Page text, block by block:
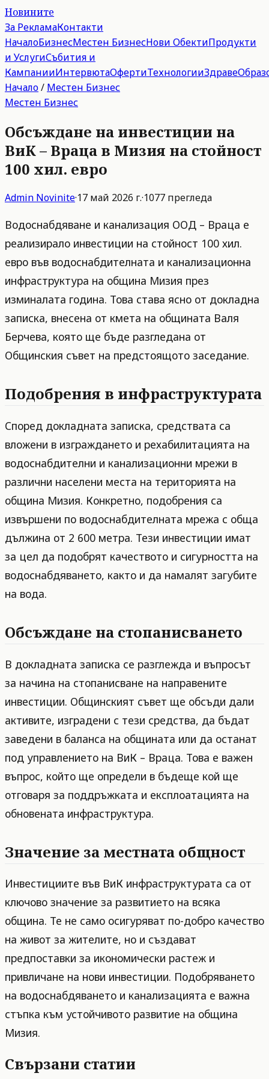
Новините
За РекламаКонтакти
НачалоБизнесМестен БизнесНови ОбектиПродукти
и УслугиСъбития и
КампанииИнтервютаОфертиТехнологииЗдраве
Начало/ Местен Бизнес
Местен Бизнес
Обсъждане на инвестиции на
ВиК – Враца в Мизия на стойност
100 хил. евро
Admin Novinite·17 май 2026 г.·1077 прегледа
Водоснабдяване и канализация ООД – Враца е
реализирало инвестиции на стойност 100 хил.
евро във водоснабдителната и канализационна
инфраструктура на община Мизия през
изминалата година. Това става ясно от докладна
записка, внесена от кмета на общината Валя
Берчева, която ще бъде разгледана от
Общинския съвет на предстоящото заседание.
Подобрения в инфраструктурата
Според докладната записка, средствата са
вложени в изграждането и рехабилитацията на
водоснабдителни и канализационни мрежи в
различни населени места на територията на
община Мизия. Конкретно, подобрения са
извършени по водоснабдителната мрежа с обща
дължина от 2 600 метра. Тези инвестиции имат
за цел да подобрят качеството и сигурността на
водоснабдяването, както и да намалят загубите
на вода.
Обсъждане на стопанисването
В докладната записка се разглежда и въпросът
за начина на стопанисване на направените
инвестиции. Общинският съвет ще обсъди дали
активите, изградени с тези средства, да бъдат
заведени в баланса на общината или да останат
под управлението на ВиК – Враца. Това е важен
въпрос, който ще определи в бъдеще кой ще
отговаря за поддръжката и експлоатацията на
обновената инфраструктура.
Значение за местната общност
Инвестициите във ВиК инфраструктурата са от
ключово значение за развитието на всяка
община. Те не само осигуряват по-добро качество
на живот за жителите, но и създават
предпоставки за икономически растеж и
привличане на нови инвестиции. Подобряването
на водоснабдяването и канализацията е важна
стъпка към устойчивото развитие на община
Мизия.
Свързани статии